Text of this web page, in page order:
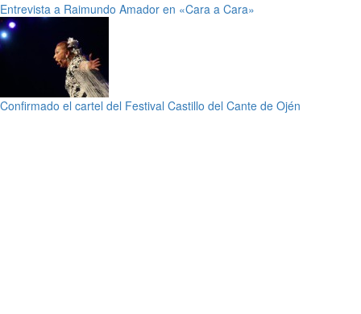
Entrevista a Raimundo Amador en «Cara a Cara»
Confirmado el cartel del Festival Castillo del Cante de Ojén